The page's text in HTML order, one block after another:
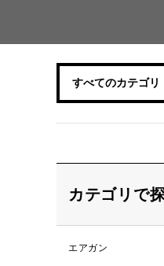
カテゴリで
エアガン